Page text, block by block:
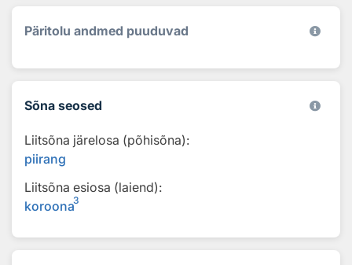
Päritolu andmed puuduvad
Sõna seosed
Liitsõna järelosa (põhisõna):
piirang
Liitsõna esiosa (laiend):
koroona3